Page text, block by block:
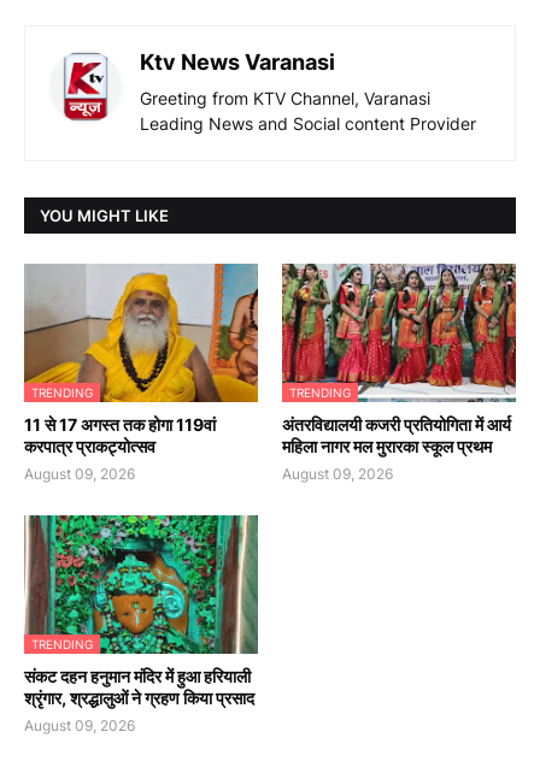
Ktv News Varanasi
Greeting from KTV Channel, Varanasi
Leading News and Social content Provider
YOU MIGHT LIKE
TRENDING
11 से 17 अगस्त तक होगा 119वां
करपात्र प्राकट्योत्सव
August 09, 2026
TRENDING
अंतरविद्यालयी कजरी प्रतियोगिता में आर्य
महिला नागर मल मुरारका स्कूल प्रथम
August 09, 2026
TRENDING
संकट दहन हनुमान मंदिर में हुआ हरियाली
श्रृंगार, श्रद्धालुओं ने ग्रहण किया प्रसाद
August 09, 2026